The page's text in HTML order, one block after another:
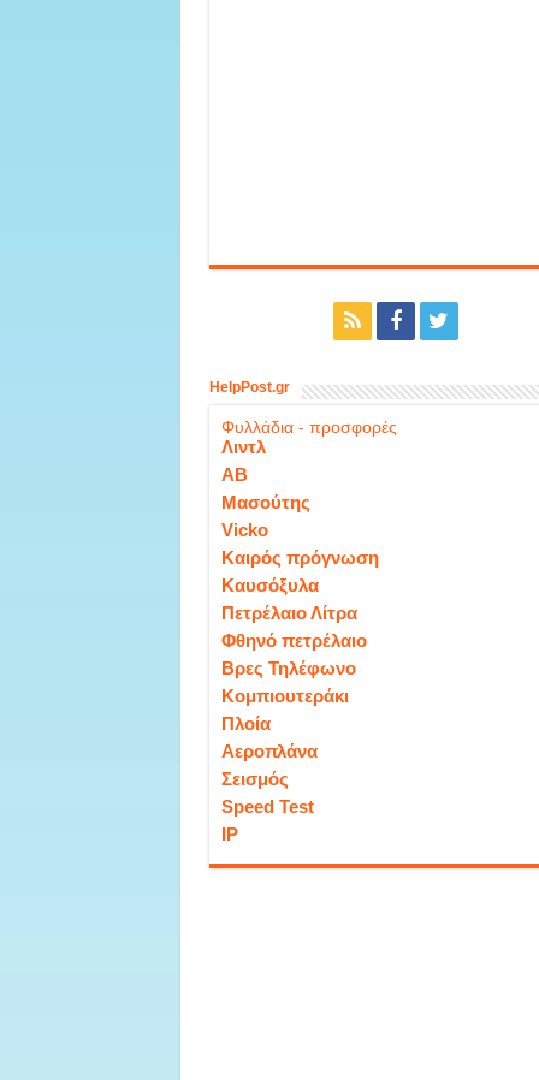
HelpPost.gr
Φυλλάδια - προσφορές
Λιντλ
ΑΒ
Μασούτης
Vicko
Καιρός πρόγνωση
Καυσόξυλα
Πετρέλαιο Λίτρα
Φθηνό πετρέλαιο
Βρες Τηλέφωνο
Κομπιουτεράκι
Πλοία
Αεροπλάνα
Σεισμός
Speed Test
IP